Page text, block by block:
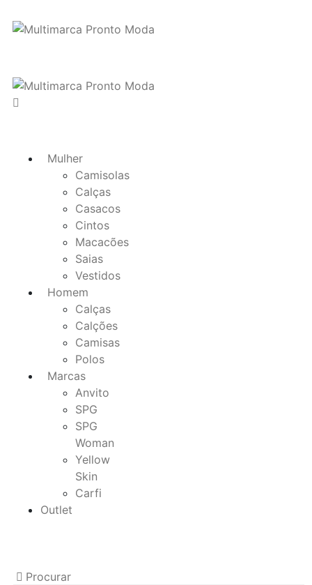
Mulher
Camisolas
Calças
Casacos
Cintos
Macacões
Saias
Vestidos
Homem
Calças
Calções
Camisas
Polos
Marcas
Anvito
SPG
SPG
Woman
Yellow
Skin
Carfi
Outlet
Procurar